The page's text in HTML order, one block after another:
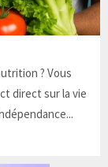
? Vous
direct sur la vie